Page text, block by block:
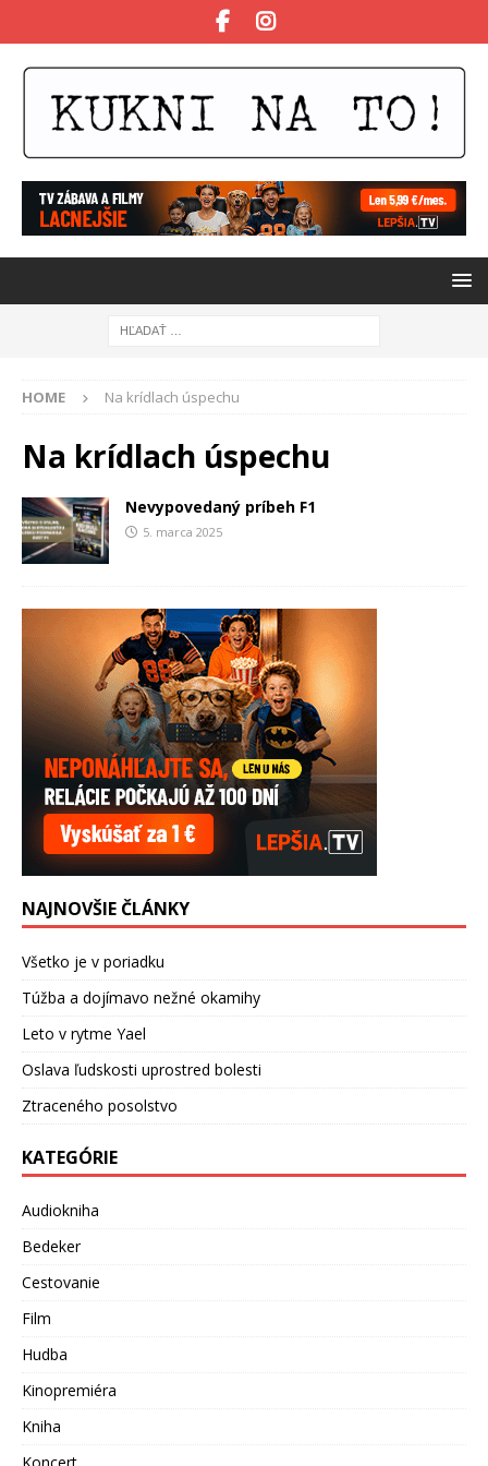
HOME Na krídlach úspechu
Na krídlach úspechu
Nevypovedaný príbeh F1
5. marca 2025
NAJNOVŠIE ČLÁNKY
Všetko je v poriadku
Túžba a dojímavo nežné okamihy
Leto v rytme Yael
Oslava ľudskosti uprostred bolesti
Ztraceného posolstvo
KATEGÓRIE
Audiokniha
Bedeker
Cestovanie
Film
Hudba
Kinopremiéra
Kniha
Koncert